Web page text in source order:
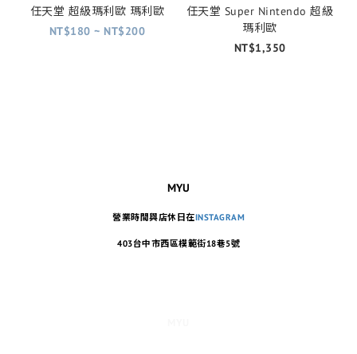
任天堂 超級瑪利歐 瑪利歐
NT$180 ~ NT$200
任天堂 Super Nintendo 超級
瑪利歐
NT$1,350
MYU
營業時間與店休日在INSTAGRAM
403台中市西區模範街18巷5號